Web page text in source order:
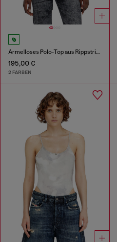
Ärmelloses Polo-Top aus Rippstrick mit Seidenmix
195,00 €
2 FARBEN